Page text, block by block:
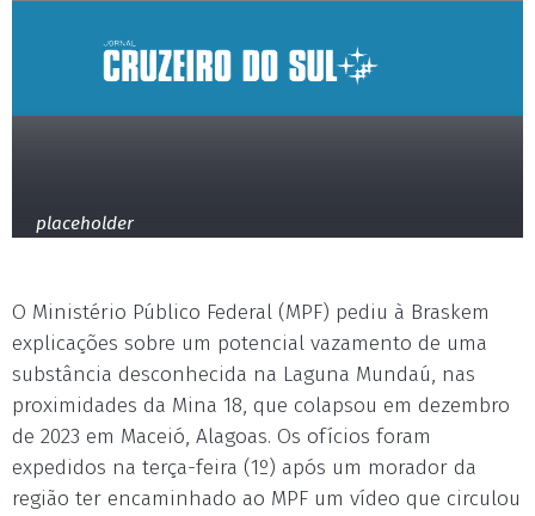
placeholder
O Ministério Público Federal (MPF) pediu à Braskem
explicações sobre um potencial vazamento de uma
substância desconhecida na Laguna Mundaú, nas
proximidades da Mina 18, que colapsou em dezembro
de 2023 em Maceió, Alagoas. Os ofícios foram
expedidos na terça-feira (1º) após um morador da
região ter encaminhado ao MPF um vídeo que circulou